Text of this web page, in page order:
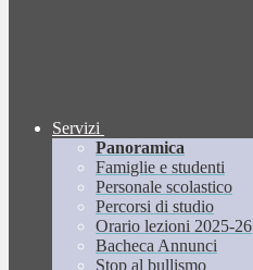
Servizi
Panoramica
Famiglie e studenti
Personale scolastico
Percorsi di studio
Orario lezioni 2025-26
Bacheca Annunci
Stop al bullismo